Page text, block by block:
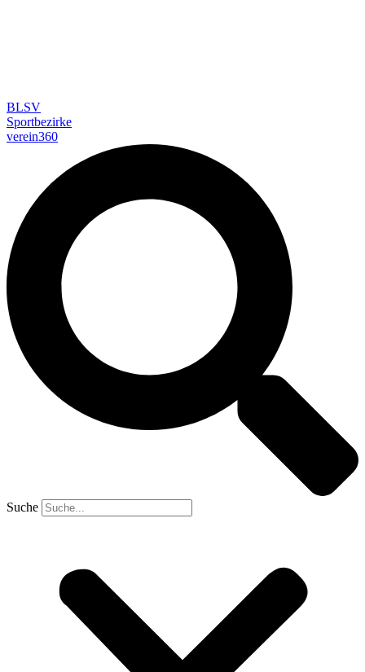
BLSV
Sportbezirke
verein360
Suche